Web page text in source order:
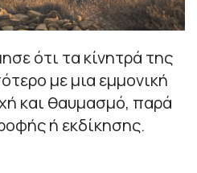
ότι τα κίνητρά της
με μια εμμονική
και θαυμασμό, παρά
ή εκδίκησης.